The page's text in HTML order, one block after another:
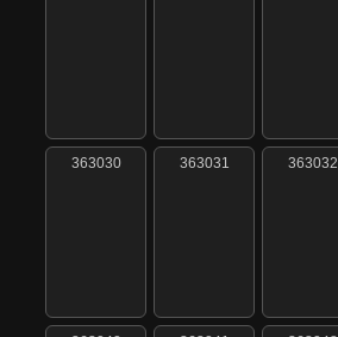
363030 363031 363032